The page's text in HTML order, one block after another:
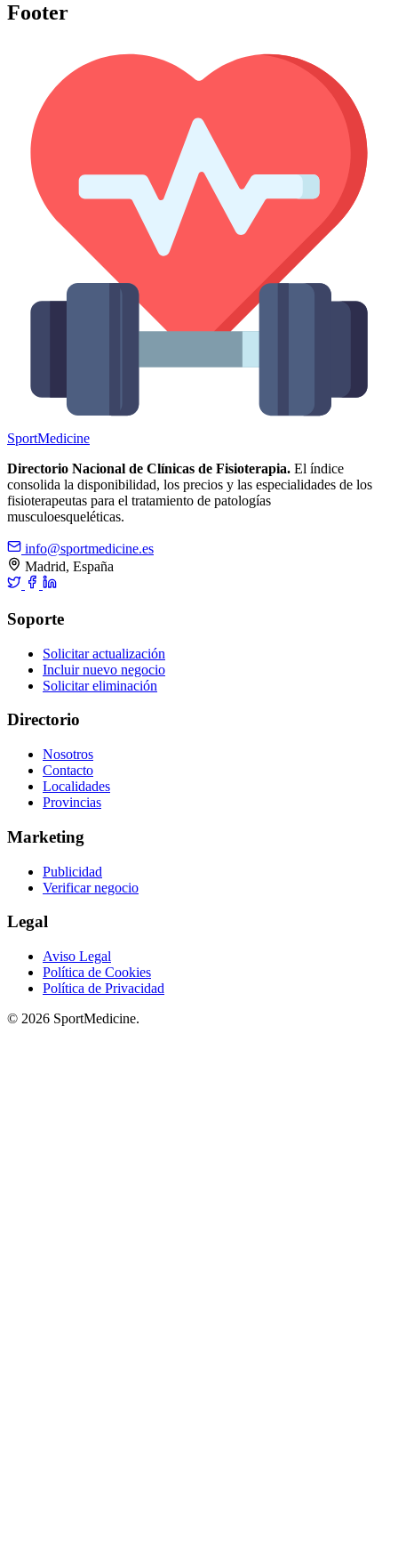
Footer
SportMedicine
Directorio Nacional de Clínicas de Fisioterapia. El índice
consolida la disponibilidad, los precios y las especialidades de los
fisioterapeutas para el tratamiento de patologías
musculoesqueléticas.
info@sportmedicine.es
Madrid, España
Soporte
Solicitar actualización
Incluir nuevo negocio
Solicitar eliminación
Directorio
Nosotros
Contacto
Localidades
Provincias
Marketing
Publicidad
Verificar negocio
Legal
Aviso Legal
Política de Cookies
Política de Privacidad
© 2026 SportMedicine.